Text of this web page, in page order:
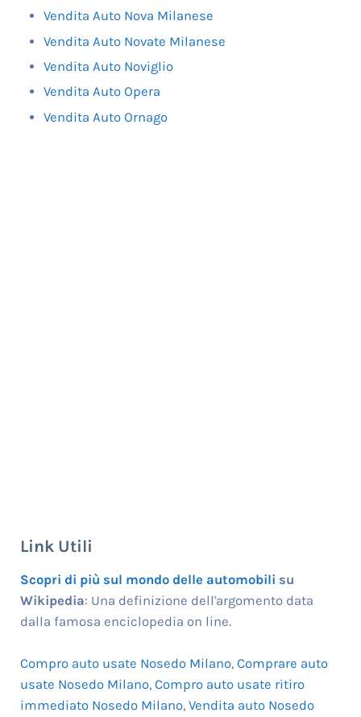
Vendita Auto Nova Milanese
Vendita Auto Novate Milanese
Vendita Auto Noviglio
Vendita Auto Opera
Vendita Auto Ornago
Link Utili
Scopri di più sul mondo delle automobili su
Wikipedia: Una definizione dell'argomento data
dalla famosa enciclopedia on line.
Compro auto usate Nosedo Milano, Comprare auto
usate Nosedo Milano, Compro auto usate ritiro
immediato Nosedo Milano, Vendita auto Nosedo